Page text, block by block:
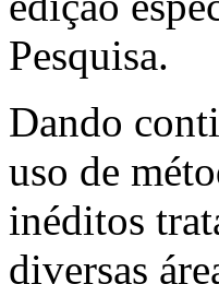
Pesquisa.
Dando
uso de
inéditos
diversas